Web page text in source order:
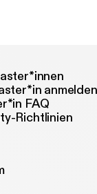
anmelden
FAQ
Richtlinien